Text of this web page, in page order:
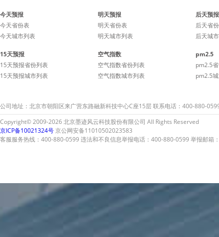
今天预报
今天省份表
今天城市列表
明天预报
明天省份表
明天城市列表
后天预报
后天省
后天城
15天预报
15天预报省份列表
15天预报城市列表
空气指数
空气指数省份列表
空气指数城市列表
pm2.5
pm2.5
pm2.5
公司地址：北京市朝阳区来广营东路融新科技中心C座15层 联系电话：400-880-
Copyright© 2009-2026 北京墨迹风云科技股份有限公司 All Rights Reserved
京ICP备10021324号京公网安备11010502023583
客服服务热线：400-880-0599 违法和不良信息举报电话：400-880-0599 举报邮箱